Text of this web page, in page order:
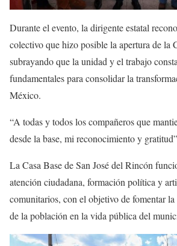
Durante el evento, la dirigente estatal
colectivo que hizo posible la apertura de la
subrayando que la unidad y el trabajo
fundamentales para consolidar la
México.
“A todas y todos los compañeros que
desde la base, mi reconocimiento y
La Casa Base de San José del Rincón
atención ciudadana, formación política y
comunitarios, con el objetivo de fomentar
de la población en la vida pública del